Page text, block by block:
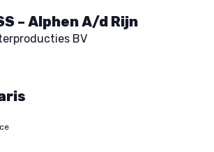
– Alphen A/d Rijn
BV